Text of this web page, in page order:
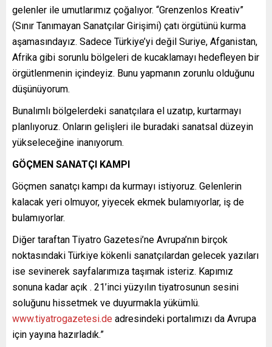
gelenler ile umutlarımız çoğalıyor. “Grenzenlos Kreativ”
(Sınır Tanımayan Sanatçılar Girişimi) çatı örgütünü kurma
aşamasındayız. Sadece Türkiye’yi değil Suriye, Afganistan,
Afrika gibi sorunlu bölgeleri de kucaklamayı hedefleyen bir
örgütlenmenin içindeyiz. Bunu yapmanın zorunlu olduğunu
düşünüyorum.
Bunalımlı bölgelerdeki sanatçılara el uzatıp, kurtarmayı
planlıyoruz. Onların gelişleri ile buradaki sanatsal düzeyin
yükseleceğine inanıyorum.
GÖÇMEN SANATÇI KAMPI
Göçmen sanatçı kampı da kurmayı istiyoruz. Gelenlerin
kalacak yeri olmuyor, yiyecek ekmek bulamıyorlar, iş de
bulamıyorlar.
Diğer taraftan Tiyatro Gazetesi’ne Avrupa’nın birçok
noktasındaki Türkiye kökenli sanatçılardan gelecek yazıları
ise sevinerek sayfalarımıza taşımak isteriz. Kapımız
sonuna kadar açık . 21’inci yüzyılın tiyatrosunun sesini
soluğunu hissetmek ve duyurmakla yükümlü.
www.tiyatrogazetesi.de adresindeki portalımızı da Avrupa
için yayına hazırladık.”